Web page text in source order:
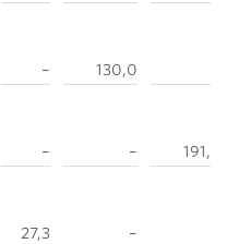
– 130,0
– –
191,7
27,3 –